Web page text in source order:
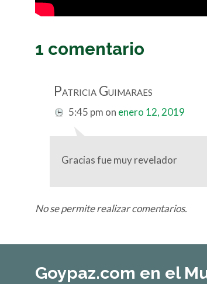
1 comentario
Patricia Guimaraes
5:45 pm on enero 12, 2019
Gracias fue muy revelador
No se permite realizar comentarios.
Goypaz.com en el